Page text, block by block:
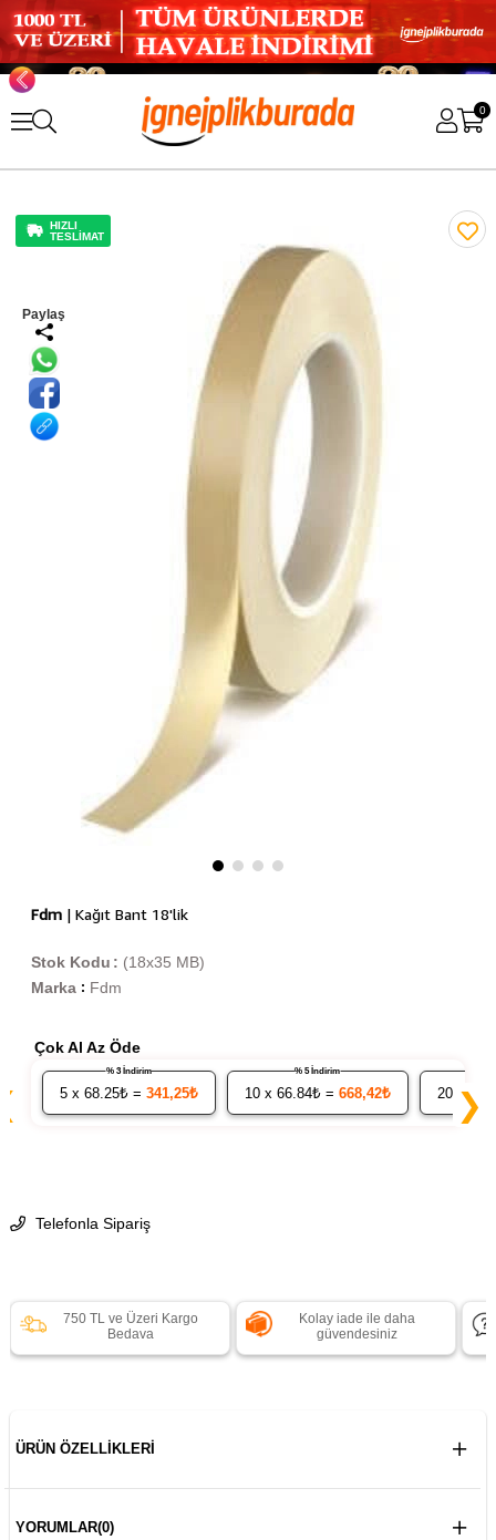
0
HIZLI
TESLİMAT
Paylaş
Fdm| Kağıt Bant 18'lik
(18x35 MB)
Stok Kodu
Marka : Fdm
Çok Al Az Öde
5x 68.25₺ = 341,25₺
% 3 İndirim
10x 66.84₺ = 668,42₺
% 5 İndirim
20x❯
Telefonla Sipariş
750 TL ve Üzeri Kargo
Bedava
Kolay iade ile daha
güvendesiniz
ÜRÜN ÖZELLIKLERI
YORUMLAR(0)